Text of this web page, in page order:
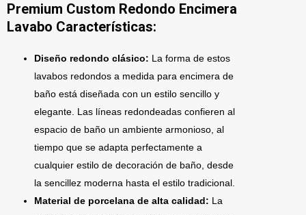
Premium Custom Redondo Encimera
Lavabo Características:
Diseño redondo clásico: La forma de estos
lavabos redondos a medida para encimera de
baño está diseñada con un estilo sencillo y
elegante. Las líneas redondeadas confieren al
espacio de baño un ambiente armonioso, al
tiempo que se adapta perfectamente a
cualquier estilo de decoración de baño, desde
la sencillez moderna hasta el estilo tradicional.
Material de porcelana de alta calidad: La